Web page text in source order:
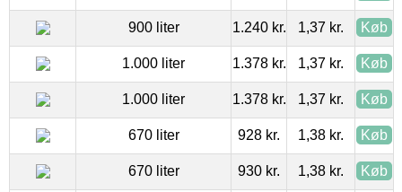
900 liter 1.240 kr. 1,37 kr. Køb
1.000 liter 1.378 kr. 1,37 kr. Køb
1.000 liter 1.378 kr. 1,37 kr. Køb
670 liter 928 kr. 1,38 kr. Køb
670 liter 930 kr. 1,38 kr. Køb